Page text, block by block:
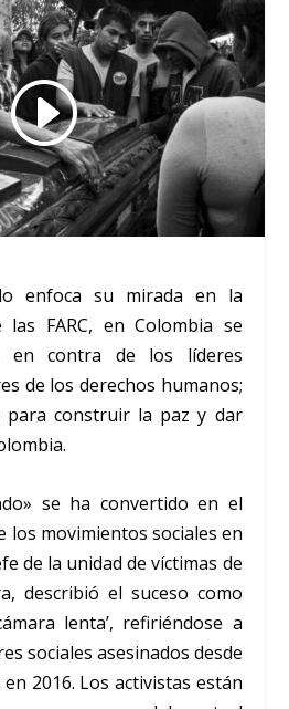
enfoca su mirada en la
las FARC, en Colombia se
en contra de los líderes
de los derechos humanos;
para construir la paz y dar
se ha convertido en el
los movimientos sociales en
de la unidad de víctimas de
describió el suceso como
lenta’, refiriéndose a
sociales asesinados desde
2016. Los activistas están